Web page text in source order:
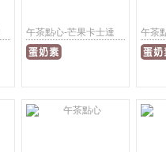
午茶點心-芒果卡士達 午茶